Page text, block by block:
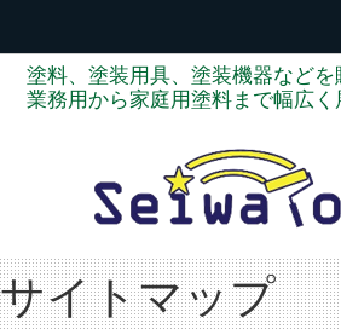
塗料、塗装用具、塗装機器などを
業務用から家庭用塗料まで幅広く
サイトマップ